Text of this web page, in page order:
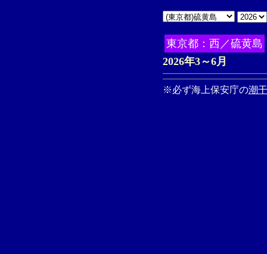
東京都：西／硫黄島
2026年3～6月
※必ず海上保安庁の潮